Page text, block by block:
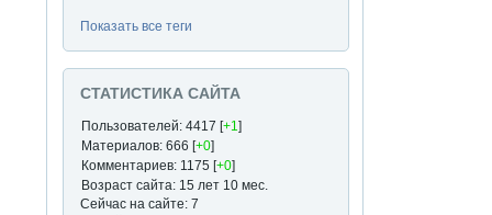
Показать все теги
СТАТИСТИКА САЙТА
Пользователей: 4417 [+1]
Материалов: 666 [+0]
Комментариев: 1175 [+0]
Возраст сайта: 15 лет 10 мес.
Сейчас на сайте: 7